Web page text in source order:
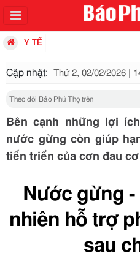
Y TẾ
Cập nhật: Thứ 2, 02/02/2026 |
Theo dõi Báo Phú Thọ trên
Bên cạnh những lợi
nước gừng còn giúp
tiến triển của cơn đau
Nước gừng
nhiên hỗ trợ
sau